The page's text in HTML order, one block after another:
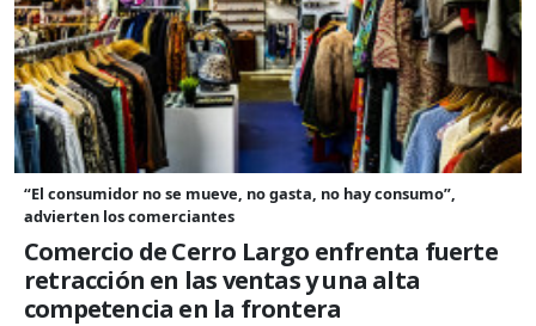
“El consumidor no se mueve, no gasta, no hay consumo”,
advierten los comerciantes
Comercio de Cerro Largo enfrenta fuerte
retracción en las ventas y una alta
competencia en la frontera